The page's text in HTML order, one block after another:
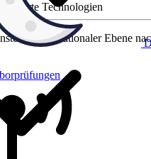
smarte Technologien
auf internationaler Ebene